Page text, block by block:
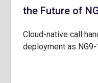
the Future of
Cloud-native call
deployment as